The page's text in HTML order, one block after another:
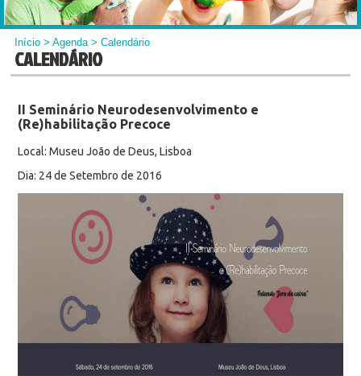
Início >Agenda> Calendário
CALENDÁRIO
II Seminário Neurodesenvolvimento e
(Re)habilitação Precoce
Local: Museu João de Deus, Lisboa
Dia: 24 de Setembro de 2016